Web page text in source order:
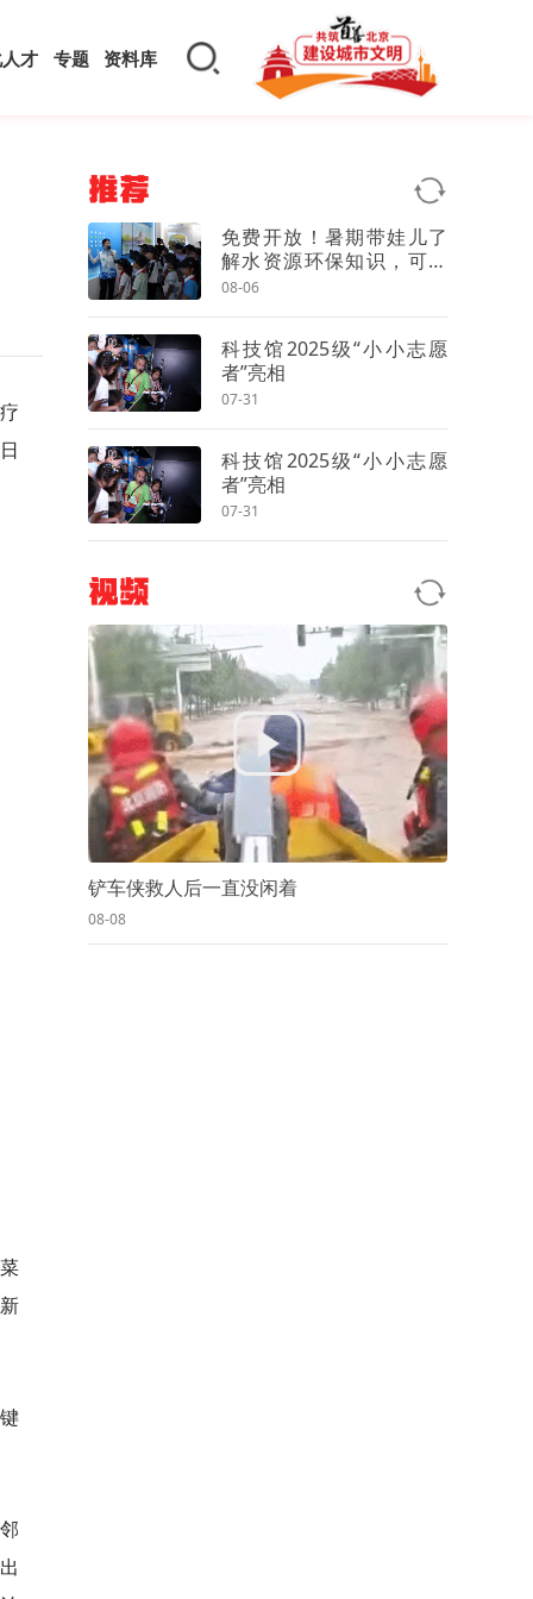
才 专题 资料库
推荐
免费开放！暑期带娃儿了
解水资源环保知识，可来
这里
08-06
科技馆2025级“小小志愿
者”亮相
07-31
科技馆2025级“小小志愿
者”亮相
07-31
视频
铲车侠救人后一直没闲着
08-08